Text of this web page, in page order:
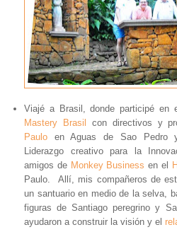
Viajé a Brasil, donde participé en
Mastery Brasil con directivos y
Paulo en Aguas de Sao Pedro
Liderazgo creativo para la
amigos de Monkey Business en el
Paulo. Allí, mis compañeros de
un santuario en medio de la selva,
figuras de Santiago peregrino y
ayudaron a construir la visión y el